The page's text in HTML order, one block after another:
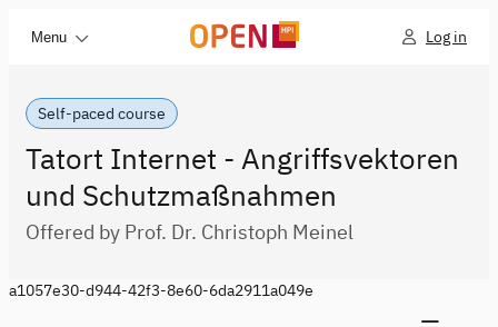
Menu Log in
Self-paced course
Tatort Internet - Angriffsvektoren
und Schutzmaßnahmen
Offered by Prof. Dr. Christoph Meinel
a1057e30-d944-42f3-8e60-6da2911a049e